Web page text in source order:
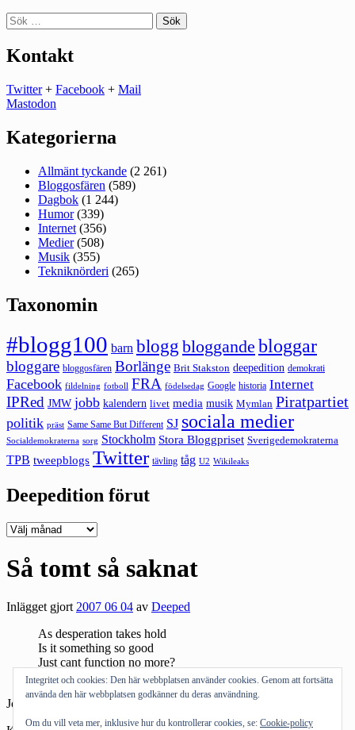
Sök
efter:
Kontakt
Twitter+ Facebook + Mail
Mastodon
Kategorierna
Allmänt tyckande (2 261)
Bloggosfären (589)
Dagbok (1 244)
Humor(339)
Internet (356)
Medier(508)
Musik (355)
Tekniknörderi (265)
Taxonomin
#blogg100 barn blogg bloggande bloggar
bloggare bloggosfären Borlänge Brit Stakston deepedition demokrati
Facebook fildelning fotboll FRA födelsedag Google historia Internet
IPRed JMW jobb kalendern livet media musik Mymlan Piratpartiet
politik präst Same Same But Different SJ sociala medier
Socialdemokraterna sorg Stockholm Stora Bloggpriset Sverigedemokraterna
TPB tweepblogs Twitter tävling tåg U2 Wikileaks
Deepedition förut
Deepedition
Så tomt så saknat
Inlägget gjort2007 06 04 av Deeped
As desperation takes hold
Is it something so good
Just cant function no more?
When love, love will tear us apart again
Joy Division: Love will tear us apart again
Integritet och cookies: Den här webbplatsen använder cookies. Genom att fortsätta
använda den här webbplatsen godkänner du deras användning.
Om du vill veta mer, inklusive hur du kontrollerar cookies, se: Cookie-policy